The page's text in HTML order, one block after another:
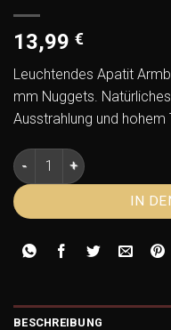
13,99 €
Leuchtendes Apatit
mm Nuggets.
Ausstrahlung und
Apatit Armband – gelb,
IN
BESCHREIBUNG